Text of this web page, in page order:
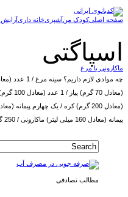
صفحه اصلیکودک منآشپزیخانه داریآرایش
اسپاگتی
ماکارونی با مرغ
پیمانه (معادل 160 میلی لیتر) ماکارونی / 250 گرم…
مطالب تصادفی